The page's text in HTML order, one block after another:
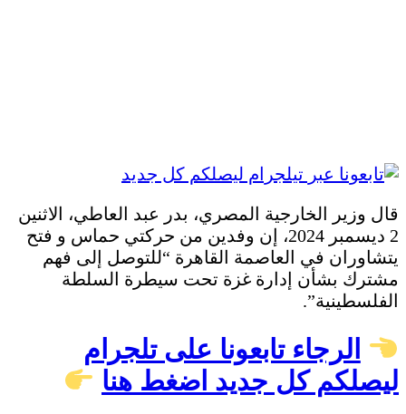
قال وزير الخارجية المصري، بدر عبد العاطي، الاثنين
2 ديسمبر 2024، إن وفدين من حركتي حماس و فتح
يتشاوران في العاصمة القاهرة “للتوصل إلى فهم
مشترك بشأن إدارة غزة تحت سيطرة السلطة
الفلسطينية”.
الرجاء تابعونا على تلجرام
ليصلكم كل جديد اضغط هنا